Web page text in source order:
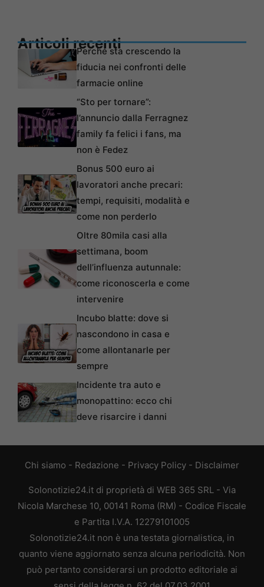
Articoli recentiPerché sta crescendo la
fiducia nei confronti delle
farmacie online
“Sto per tornare”:
l’annuncio dalla Ferragnez
family fa felici i fans, ma
non è Fedez
Bonus 500 euro ai
lavoratori anche precari:
tempi, requisiti, modalità e
come non perderlo
Oltre 80mila casi alla
settimana, boom
dell’influenza autunnale:
come riconoscerla e come
intervenire
Incubo blatte: dove si
nascondono in casa e
come allontanarle per
sempre
Incidente tra auto e
monopattino: ecco chi
deve risarcire i danni
Chi siamo - Redazione - Privacy Policy - Disclaimer
Solonotizie24.it di proprietà di WEB 365 SRL - Via
Nicola Marchese 10, 00141 Roma (RM) - Codice Fiscale
e Partita I.V.A. 12279101005
Solonotizie24.it non è una testata giornalistica, in
quanto viene aggiornato senza alcuna periodicità. Non
può pertanto considerarsi un prodotto editoriale ai